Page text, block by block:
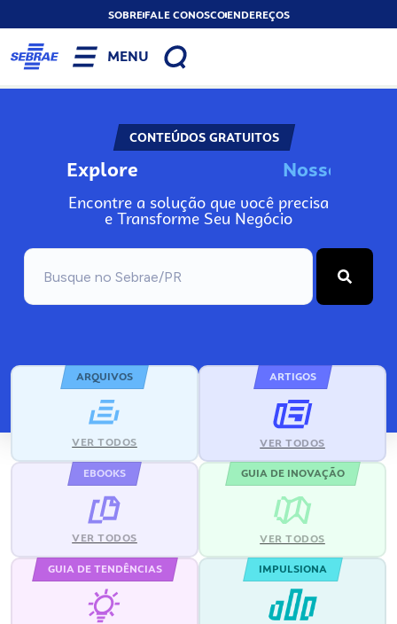
SOBREFALE CONOSCOENDEREÇOS
MENU
CONTEÚDOS GRATUITOS
Explore No
Encontre a solução que você precisa
e Transforme Seu Negócio
ARQUIVOS
VER TODOS
ARTIGOS
VER TODOS
EBOOKS
VER TODOS
GUIA DE INOVAÇÃO
VER TODOS
GUIA DE TENDÊNCIAS IMPULSIONA